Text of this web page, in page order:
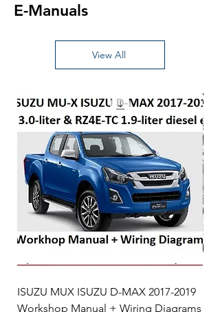
E-Manuals
View All
ISUZU MUX ISUZU D-MAX 2017-2019
Workshop Manual + Wiring Diagrams